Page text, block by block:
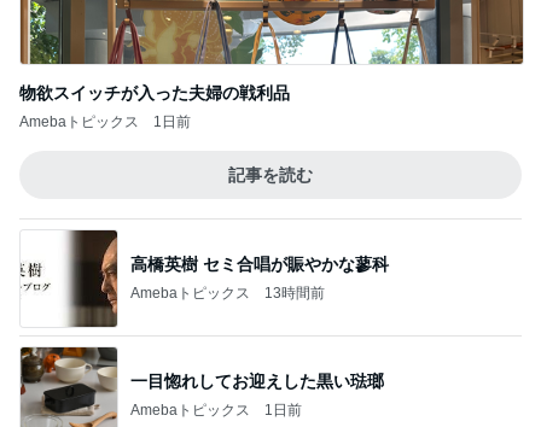
物欲スイッチが入った夫婦の戦利品
Amebaトピックス 1日前
記事を読む
高橋英樹 セミ合唱が賑やかな蓼科
Amebaトピックス 13時間前
一目惚れしてお迎えした黒い琺瑯
Amebaトピックス 1日前